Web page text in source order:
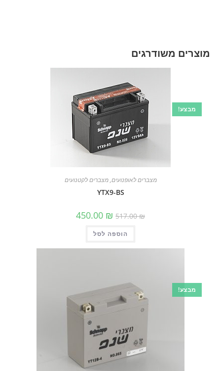
מוצרים משודרגים
מבצע!
מצברים לאופנועים,מצברים לקטנועים
YTX9-BS
517.00₪ המחיר
המקורי
היה:
517.00 ₪.
450.00 ₪ הנוכחי
הוספה לסל
מבצע!